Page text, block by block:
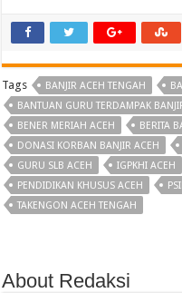
Tags BANJIR ACEH TENGAH
BANTUAN GURU TERDAMPAK
BENER MERIAH ACEH
BERITA
DONASI KORBAN BANJIR ACEH
GURU SLB ACEH
IGPKHI ACEH
PENDIDIKAN KHUSUS ACEH
TAKENGON ACEH TENGAH
About Redaksi